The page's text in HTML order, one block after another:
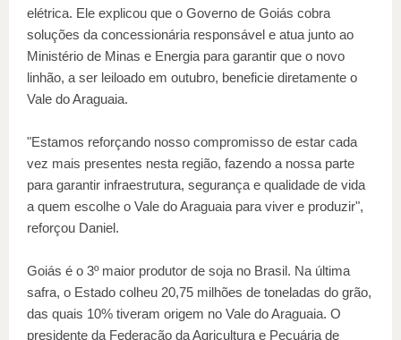
elétrica. Ele explicou que o Governo de Goiás cobra
soluções da concessionária responsável e atua junto ao
Ministério de Minas e Energia para garantir que o novo
linhão, a ser leiloado em outubro, beneficie diretamente o
Vale do Araguaia.
"Estamos reforçando nosso compromisso de estar cada
vez mais presentes nesta região, fazendo a nossa parte
para garantir infraestrutura, segurança e qualidade de vida
a quem escolhe o Vale do Araguaia para viver e produzir",
reforçou Daniel.
Goiás é o 3º maior produtor de soja no Brasil. Na última
safra, o Estado colheu 20,75 milhões de toneladas do grão,
das quais 10% tiveram origem no Vale do Araguaia. O
presidente da Federação da Agricultura e Pecuária de